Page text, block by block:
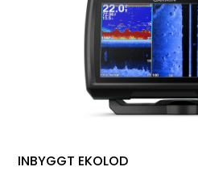
INBYGGT EKOLOD